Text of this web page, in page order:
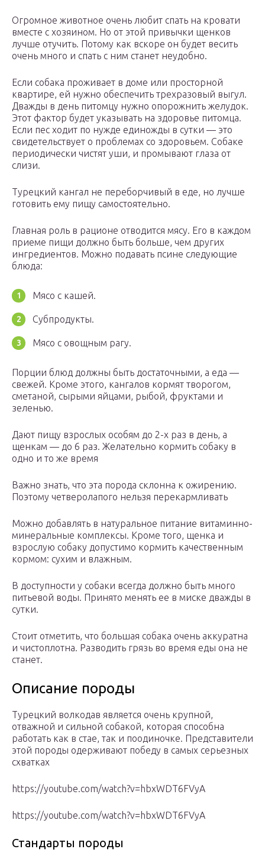
Огромное животное очень любит спать на кровати
вместе с хозяином. Но от этой привычки щенков
лучше отучить. Потому как вскоре он будет весить
очень много и спать с ним станет неудобно.
Если собака проживает в доме или просторной
квартире, ей нужно обеспечить трехразовый выгул.
Дважды в день питомцу нужно опорожнить желудок.
Этот фактор будет указывать на здоровье питомца.
Если пес ходит по нужде единожды в сутки — это
свидетельствует о проблемах со здоровьем. Собаке
периодически чистят уши, и промывают глаза от
слизи.
Турецкий кангал не переборчивый в еде, но лучше
готовить ему пищу самостоятельно.
Главная роль в рационе отводится мясу. Его в каждом
приеме пищи должно быть больше, чем других
ингредиентов. Можно подавать псине следующие
блюда:
Мясо с кашей.
Субпродукты.
Мясо с овощным рагу.
Порции блюд должны быть достаточными, а еда —
свежей. Кроме этого, кангалов кормят творогом,
сметаной, сырыми яйцами, рыбой, фруктами и
зеленью.
Дают пищу взрослых особям до 2-х раз в день, а
щенкам — до 6 раз. Желательно кормить собаку в
одно и то же время
Важно знать, что эта порода склонна к ожирению.
Поэтому четверолапого нельзя перекармливать
Можно добавлять в натуральное питание витаминно-
минеральные комплексы. Кроме того, щенка и
взрослую собаку допустимо кормить качественным
кормом: сухим и влажным.
В доступности у собаки всегда должно быть много
питьевой воды. Принято менять ее в миске дважды в
сутки.
Стоит отметить, что большая собака очень аккуратна
и чистоплотна. Разводить грязь во время еды она не
станет.
Описание породы
Турецкий волкодав является очень крупной,
отважной и сильной собакой, которая способна
работать как в стае, так и поодиночке. Представители
этой породы одерживают победу в самых серьезных
схватках
https://youtube.com/watch?v=hbxWDT6FVyA
https://youtube.com/watch?v=hbxWDT6FVyA
Стандарты породы